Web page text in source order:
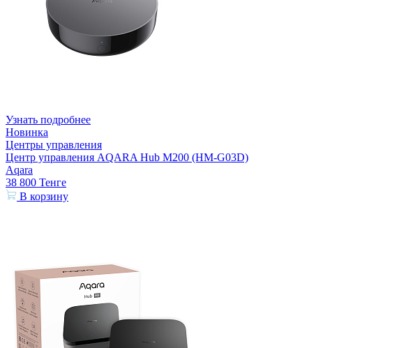
Узнать подробнее
Новинка
Центры управления
Центр управления AQARA Hub M200 (HM-G03D)
Aqara
38 800 Тенге
В корзину